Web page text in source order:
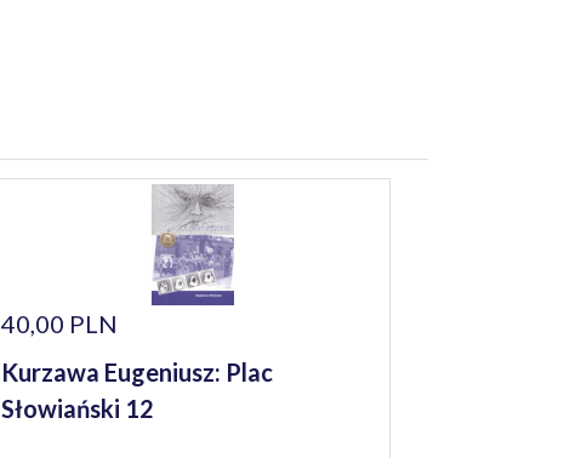
40,00 PLN
Kurzawa Eugeniusz: Plac
Słowiański 12